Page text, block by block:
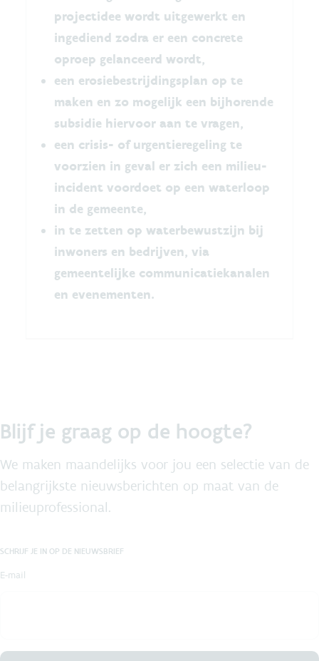
projectidee wordt uitgewerkt en
ingediend zodra er een concrete
oproep gelanceerd wordt,
een erosiebestrijdingsplan op te
maken en zo mogelijk een bijhorende
subsidie hiervoor aan te vragen,
een crisis- of urgentieregeling te
voorzien in geval er zich een milieu-
incident voordoet op een waterloop
in de gemeente,
in te zetten op waterbewustzijn bij
inwoners en bedrijven, via
gemeentelijke communicatiekanalen
en evenementen.
Blijf je graag op de hoogte?
We maken maandelijks voor jou een selectie van de
belangrijkste nieuwsberichten op maat van de
milieuprofessional.
SCHRIJF JE IN OP DE NIEUWSBRIEF
E-mail